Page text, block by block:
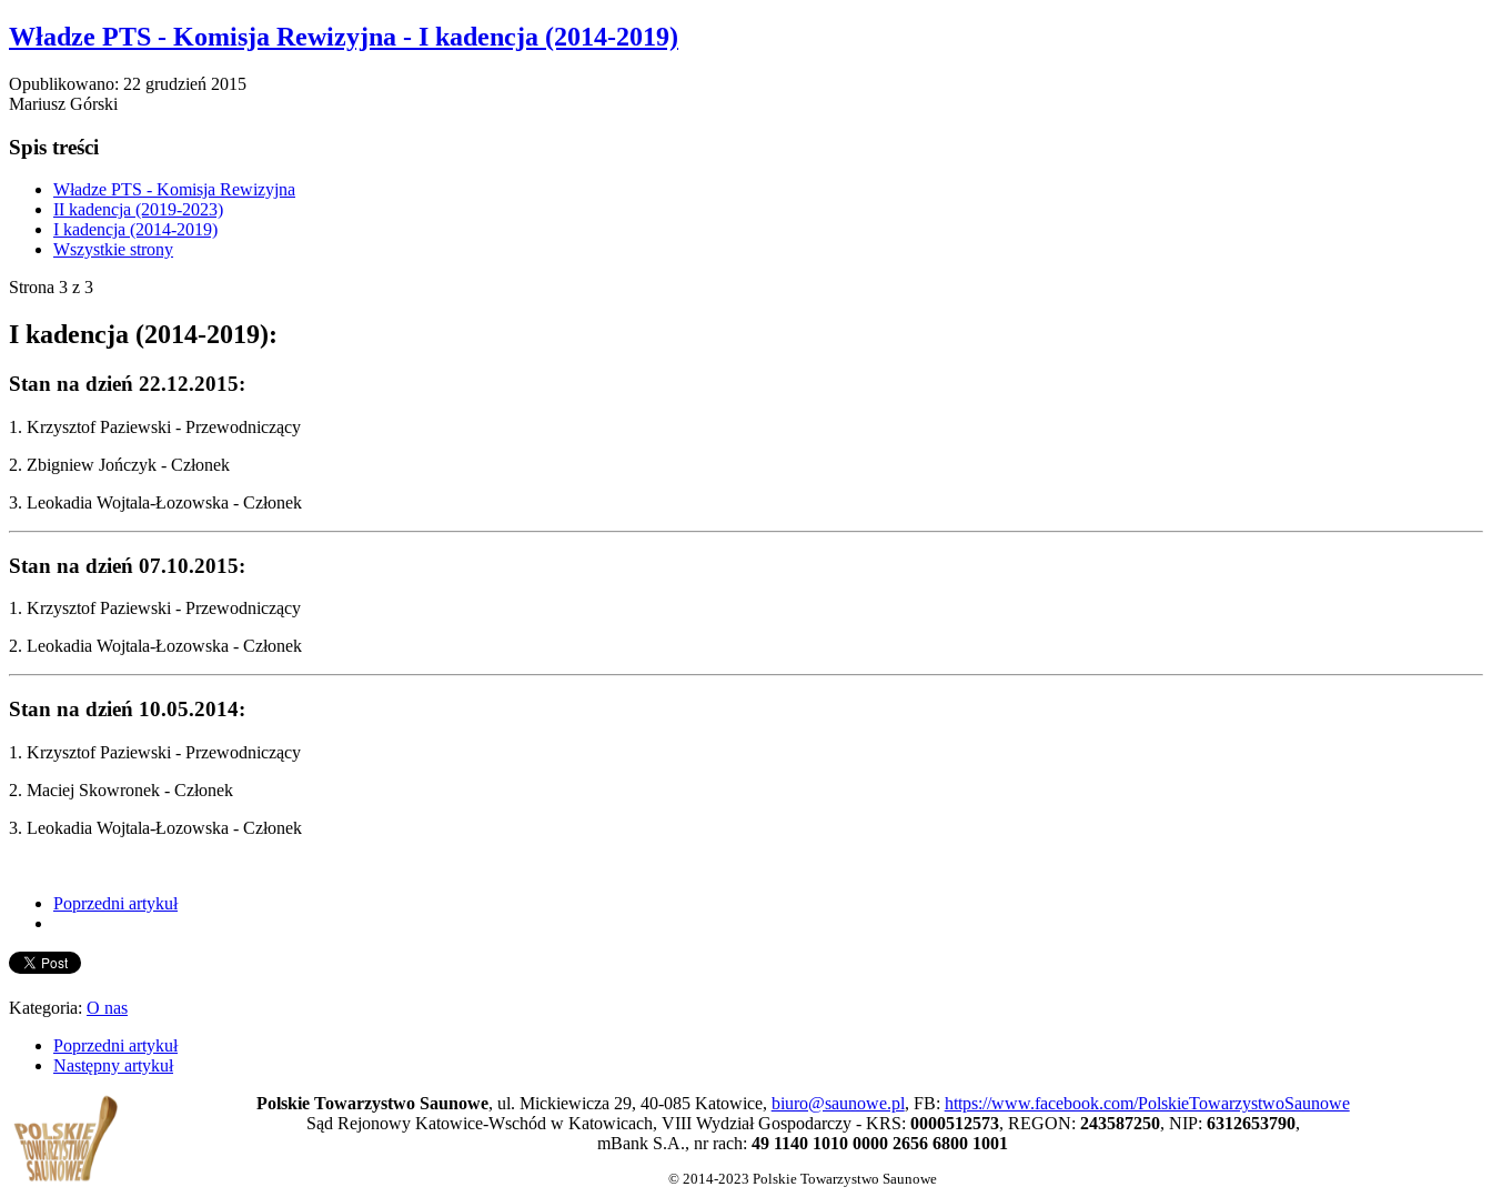
Władze PTS - Komisja Rewizyjna - I kadencja (2014-2019)
Opublikowano: 22 grudzień 2015
Mariusz Górski
Spis treści
Władze PTS - Komisja Rewizyjna
II kadencja (2019-2023)
I kadencja (2014-2019)
Wszystkie strony
Strona 3 z 3
I kadencja (2014-2019):
Stan na dzień 22.12.2015:
1. Krzysztof Paziewski - Przewodniczący
2. Zbigniew Jończyk - Członek
3. Leokadia Wojtala-Łozowska - Członek
Stan na dzień 07.10.2015:
1. Krzysztof Paziewski - Przewodniczący
2. Leokadia Wojtala-Łozowska - Członek
Stan na dzień 10.05.2014:
1. Krzysztof Paziewski - Przewodniczący
2. Maciej Skowronek - Członek
3. Leokadia Wojtala-Łozowska - Członek
Poprzedni artykuł
Kategoria: O nas
Poprzedni artykuł
Następny artykuł
Polskie Towarzystwo Saunowe, ul. Mickiewicza 29, 40-085 Katowice, biuro@saunowe.pl, FB: https://www.facebook.com/PolskieTowarzystwoSaunowe
Sąd Rejonowy Katowice-Wschód w Katowicach, VIII Wydział Gospodarczy - KRS: 0000512573, REGON: 243587250, NIP: 6312653790,
mBank S.A., nr rach:49 1140 1010 0000 2656 6800 1001
© 2014-2023 Polskie Towarzystwo Saunowe